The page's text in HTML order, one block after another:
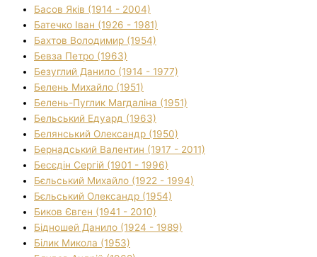
Басов Яків (1914 - 2004)
Батечко Іван (1926 - 1981)
Бахтов Володимир (1954)
Бевза Петро (1963)
Безуглий Данило (1914 - 1977)
Белень Михайло (1951)
Белень-Пуглик Магдаліна (1951)
Бельський Едуард (1963)
Белянський Олександр (1950)
Бернадський Валентин (1917 - 2011)
Бесєдін Сергій (1901 - 1996)
Бєльський Михайло (1922 - 1994)
Бєльський Олександр (1954)
Биков Євген (1941 - 2010)
Бідношей Данило (1924 - 1989)
Білик Микола (1953)